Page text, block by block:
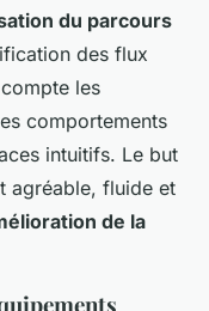
du parcours
des flux
les
comportements
intuitifs. Le but
agréable, fluide et
de la